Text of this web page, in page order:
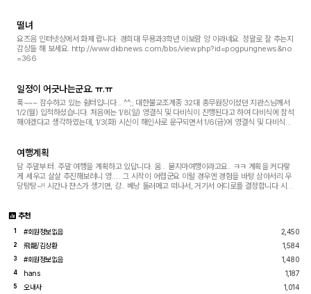
떨녀
요즈음 인터넷상에서 화제 랍니다. 경희대 무용과3학년 이보람 양 이라네요. 정말로 잘 추는지
감상들 해 보세요. http://www.dkbnews.com/bbs/view.php?id=pogpungnews&no
=366
일정이 어긋나는군요. ㅠ.ㅠ
푹~~~ 잠수하고 있는 쉼터입니다... ^^;; 대한불교조계종 32대 총무원장이셨던 지관스님께서
1/2(월) 입적하셨습니다. 처음에는 1/8(일) 영결식 및 다비식이 진행된다고 하여 다비식에 참석
해야겠다고 생각하였는데, 1/3(화) 시신이 해인사로 운구되면서 1/6(금)에 영결식 및 다비식이
여행계획
담 주말부.터. 주말 여행을 계획하고 있답니다. 움... 묻지마여행이라고요.. ㅋㅋ 계획을 커다랗
게 세우고 살살 추진해보려니 영..... 그 시작이 어렵군요 이럴 경우엔 경험을 바탕 삼아서리 우
당탕탕~!! 시간나 챤스가 생기면, 걍.. 베낭 둘러메고 떠나서, 거기서 어디로를 결정합니다 시간
추천
1 #회원정보없음 2,450
2 飛龍/김상환 1,584
3 #회원정보없음 1,480
4 hans 1,187
5 오내사 1,014